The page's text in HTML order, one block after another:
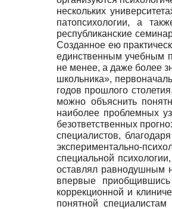
нескольких
патопсихологии, а
республиканские
Созданное ею
единственным учебным
не менее, а даже более
школьника»,
годов прошлого
можно объяснить
наиболее проблемных
безответственных
специалистов,
экспериментально-
специальной
оставлял равнодушным
впервые
коррекционной и
понятной